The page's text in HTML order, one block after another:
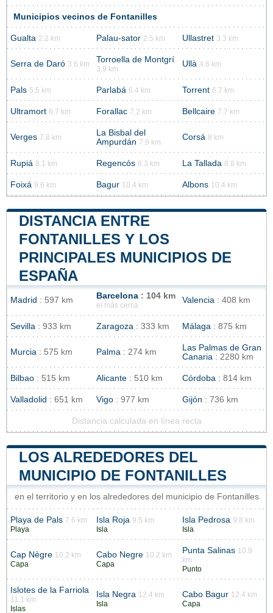
Municipios vecinos de Fontanilles
Gualta 2.2 km Palau-sator 2.5 km Ullastret 3.3 km
Serra de Daró 3.6 km Torroella de Montgrí
3.9 km
Ullà 4.6 km
Pals 5.5 km Parlabá 6.4 km Torrent 6.7 km
Ultramort 6.7 km Forallac 7.2 km Bellcaire 7.7 km
Verges 7.8 km
La Bisbal del
Ampurdán 7.9 km
Corsá 8 km
Rupiá 8.1 km Regencós 8.3 km La Tallada 8.8 km
Foixá 9.6 km Bagur 10.4 km Albons 10.4 km
DISTANCIA ENTRE
FONTANILLES Y LOS
PRINCIPALES MUNICIPIOS DE
ESPAÑA
Madrid : 597 km Barcelona : 104 km
el más cerca
Valencia : 408 km
Sevilla : 933 km Zaragoza : 333 km Málaga : 875 km
Murcia : 575 km Palma : 274 km
Las Palmas de Gran
Canaria : 2280 km
Bilbao : 515 km Alicante : 510 km Córdoba : 814 km
Valladolid : 651 km Vigo : 977 km Gijón : 736 km
Distancia calculada en línea recta
LOS ALREDEDORES DEL
MUNICIPIO DE FONTANILLES
en el territorio y en los alrededores del municipio de Fontanilles
Playa de Pals 7.6 km
Playa
Isla Roja 9.5 km
Isla
Isla Pedrosa 9.8 km
Isla
Cap Nègre 10.2 km
Capa
Cabo Negre 10.2 km
Capa
Punta Salinas 10.9
km
Punto
Islotes de la Farriola
11.1 km
Islas
Isla Negra 12.4 km
Isla
Cabo Bagur 12.4 km
Capa